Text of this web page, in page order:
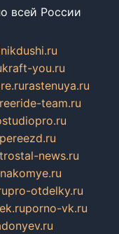
всей России
kraft-you.ru
rastenuya.ru
team.ru
news.ru
pro-otdelky.ru
porno-vk.ru